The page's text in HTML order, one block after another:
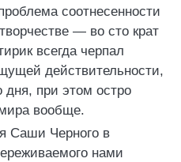
соотнесенности
— во сто крат
всегда черпал
действительности,
дня, при этом остро
вообще.
Саши Черного в
нами